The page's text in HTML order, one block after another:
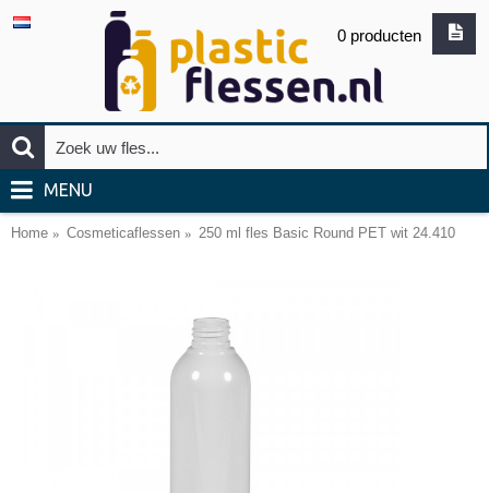
0 producten
MENU
Home Cosmeticaflessen 250 ml fles Basic Round PET wit 24.410